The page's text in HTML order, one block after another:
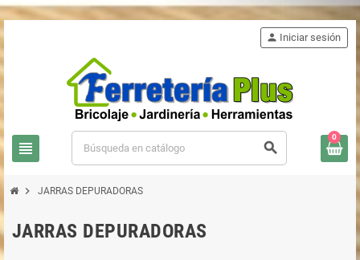
view_headline search
person Iniciar sesión
0
chevron_right JARRAS DEPURADORAS
JARRAS DEPURADORAS